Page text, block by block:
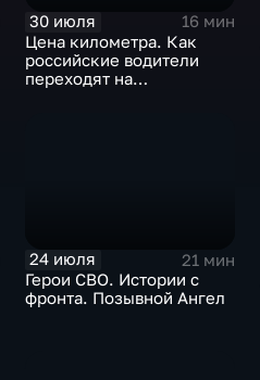
30 июля
16 мин
Цена километра. Как
российские водители
переходят на
24 июля
21 мин
Герои СВО. Истории с
фронта. Позывной Ангел